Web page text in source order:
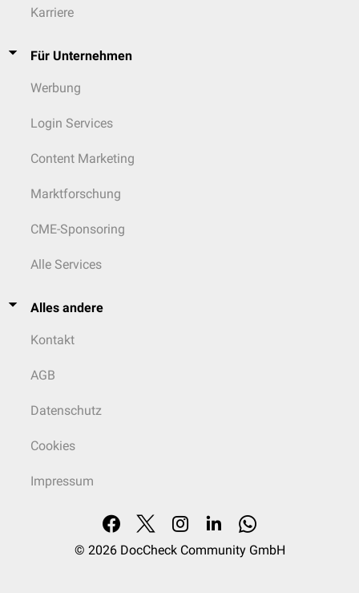
Heiserkeit ist die Freiverkäuflichkeit zusätzlich auf
Karriere
Für Unternehmen
Werbung
Login Services
Content Marketing
Marktforschung
CME-Sponsoring
Alle Services
Alles andere
Kontakt
AGB
Datenschutz
Cookies
Impressum
© 2026 DocCheck Community GmbH